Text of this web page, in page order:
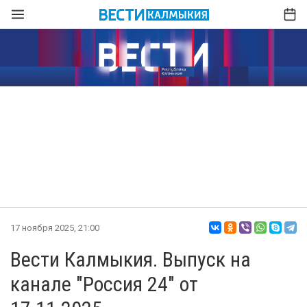
17 ноября 2025, 21:00
Вести Калмыкия. Выпуск на
канале "Россия 24" от